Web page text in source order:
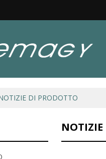
DI PRODOTTO
NOTIZIE